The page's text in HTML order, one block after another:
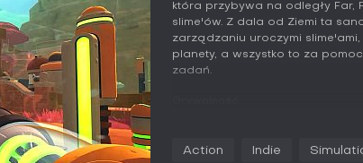
która przybywa na odległy Far,
slime'ów. Z dala od Ziemi ta
zarządzaniu uroczymi
planety, a wszystko to za
zadań.
W Slime Rancher podstawowa
Hobsonie Twillgersie i
Action Indie